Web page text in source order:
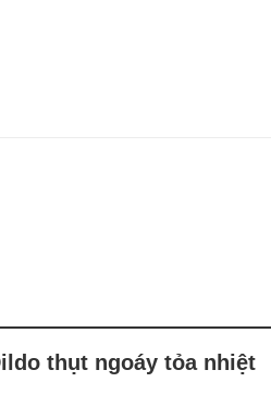
thụt ngoáy tỏa nhiệt